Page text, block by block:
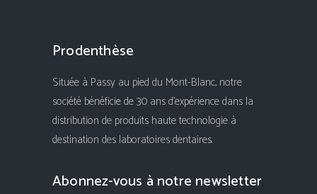
Prodenthèse
Située à Passy au pied du Mont-Blanc, notre
société bénéficie de 30 ans d'expérience dans la
distribution de produits haute technologie à
destination des laboratoires dentaires.
Abonnez-vous à notre newsletter